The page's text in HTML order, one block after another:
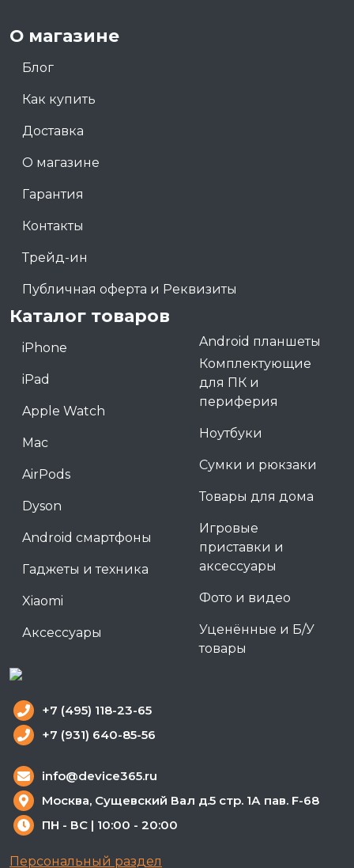
О магазине
Блог
Как купить
Доставка
О магазине
Гарантия
Контакты
Трейд-ин
Публичная оферта и Реквизиты
Каталог товаров
iPhone
iPad
Apple Watch
Mac
AirPods
Dyson
Android смартфоны
Гаджеты и техника
Xiaomi
Аксессуары
Android планшеты
Комплектующие
для ПК и
периферия
Ноутбуки
Сумки и рюкзаки
Товары для дома
Игровые
приставки и
аксессуары
Фото и видео
Уценённые и Б/У
товары
+7 (495) 118-23-65
+7 (931) 640-85-56
info@device365.ru
Москва, Сущевский Вал д.5 стр. 1А пав. F-68
ПН - ВС | 10:00 - 20:00
Персональный раздел